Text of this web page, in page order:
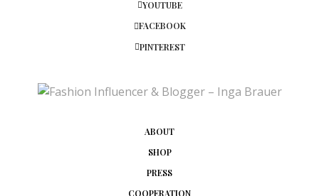
YOUTUBE
FACEBOOK
PINTEREST
ABOUT
SHOP
PRESS
COOPERATION